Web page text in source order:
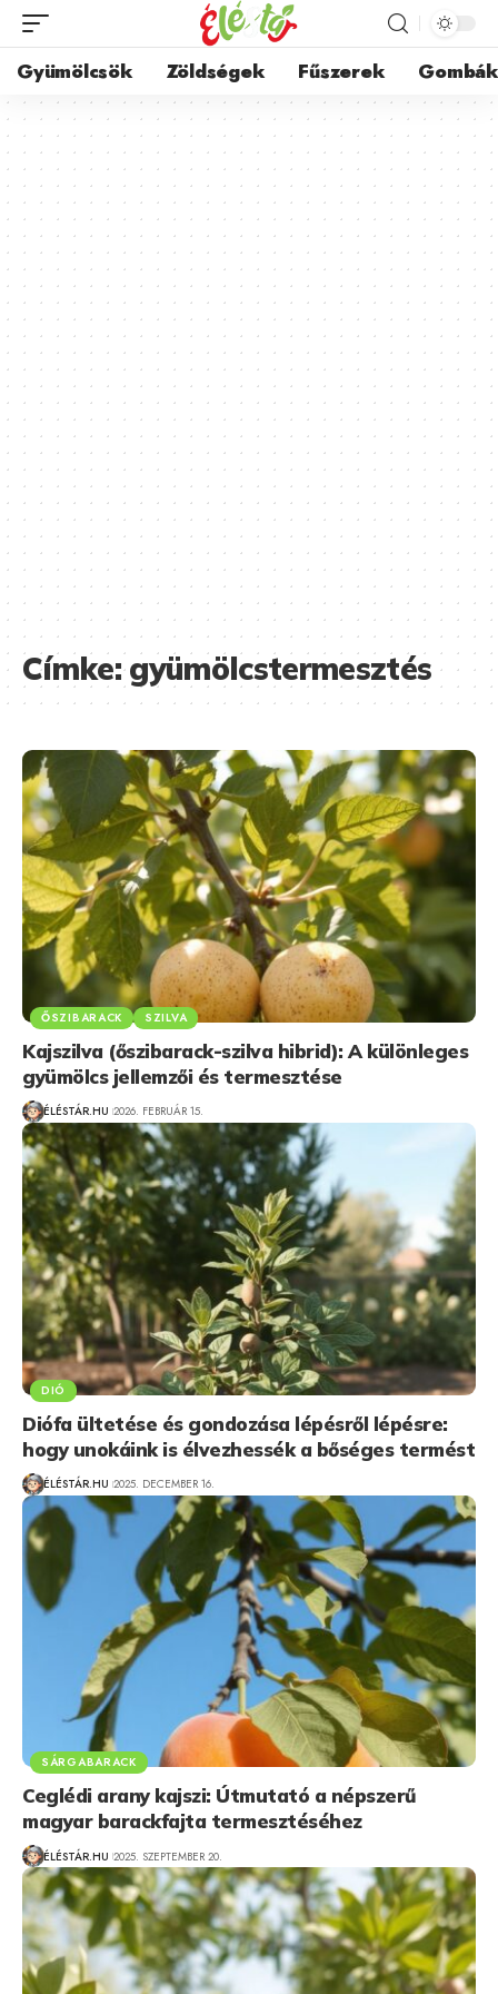
Gyümölcsök Zöldségek Fűszerek Gombák
Címke:gyümölcstermesztés
ŐSZIBARACK SZILVA
Kajszilva (őszibarack-szilva hibrid): A különleges
gyümölcs jellemzői és termesztése
ÉLÉSTÁR.HU 2026. FEBRUÁR 15.
DIÓ
Diófa ültetése és gondozása lépésről lépésre:
hogy unokáink is élvezhessék a bőséges termést
ÉLÉSTÁR.HU 2025. DECEMBER 16.
SÁRGABARACK
Ceglédi arany kajszi: Útmutató a népszerű
magyar barackfajta termesztéséhez
ÉLÉSTÁR.HU 2025. SZEPTEMBER 20.